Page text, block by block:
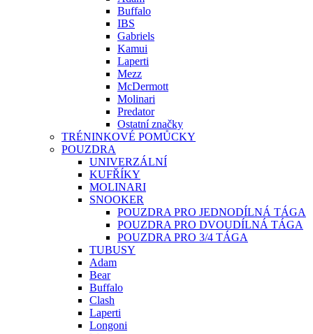
Buffalo
IBS
Gabriels
Kamui
Laperti
Mezz
McDermott
Molinari
Predator
Ostatní značky
TRÉNINKOVÉ POMŮCKY
POUZDRA
UNIVERZÁLNÍ
KUFŘÍKY
MOLINARI
SNOOKER
POUZDRA PRO JEDNODÍLNÁ TÁGA
POUZDRA PRO DVOUDÍLNÁ TÁGA
POUZDRA PRO 3/4 TÁGA
TUBUSY
Adam
Bear
Buffalo
Clash
Laperti
Longoni